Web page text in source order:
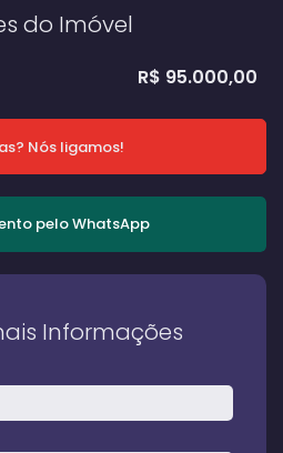
do Imóvel
R$ 95.000,00
Nós ligamos!
peloWhatsApp
Informações